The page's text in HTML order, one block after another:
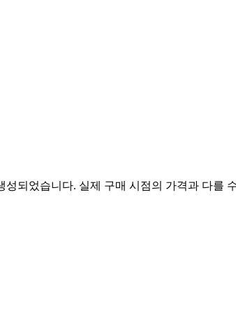
되었습니다. 실제 구매 시점의 가격과 다를